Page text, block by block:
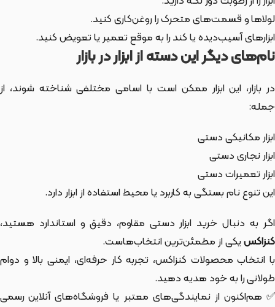
لولاها و قسمت‌های متحرک را روغن‌کاری کنید.
ابزارهای آسیب‌دیده یا کند را به موقع تعمیر یا تعویض کنید.
نام‌های دیگر این دسته از ابزار در بازار
در بازار، این ابزار ممکن است با اسامی مختلفی شناخته شوند، از
جمله:
ابزار مکانیکی دستی
ابزار نجاری دستی
ابزار تعمیرات دستی
این تنوع نام بستگی به کاربرد یا محیط استفاده از ابزار دارد.
اگر به دنبال خرید ابزار دستی مقاوم، دقیق و استاندارد هستید،
کنزاکسیکی از مطمئن‌ترین انتخاب‌هاست.
با انتخاب محصولات کنزاکس، تجربه کار حرفه‌ای، ایمنی بالا و دوام
طولانی را به خود هدیه دهید.
✅ هم‌اکنون از نمایندگی‌های معتبر یا فروشگاه‌های آنلاین رسمی